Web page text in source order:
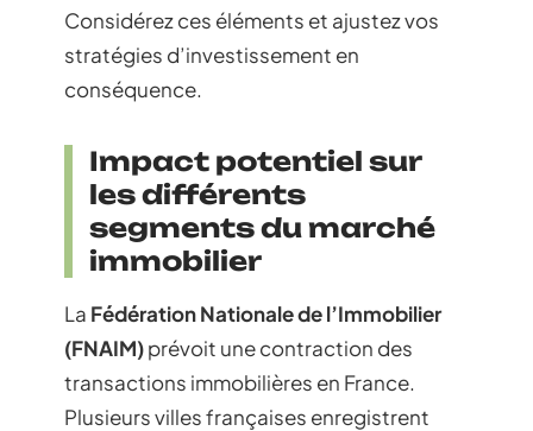
Considérez ces éléments et ajustez vos
stratégies d’investissement en
conséquence.
Impact potentiel sur
les différents
segments du marché
immobilier
La Fédération Nationale de l’Immobilier
(FNAIM)prévoit une contraction des
transactions immobilières en France.
Plusieurs villes françaises enregistrent